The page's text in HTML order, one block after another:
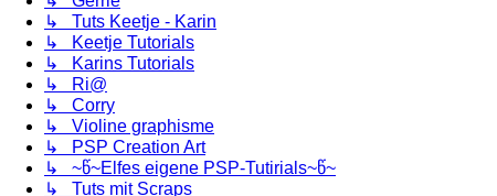
↳ Tuts Keetje - Karin
↳ Keetje Tutorials
↳ Karins Tutorials
↳ Ri@
↳ Corry
↳ Violine graphisme
↳ PSP Creation Art
↳ ~წ~Elfes eigene PSP-Tutirials~წ~
↳ Tuts mit Scraps